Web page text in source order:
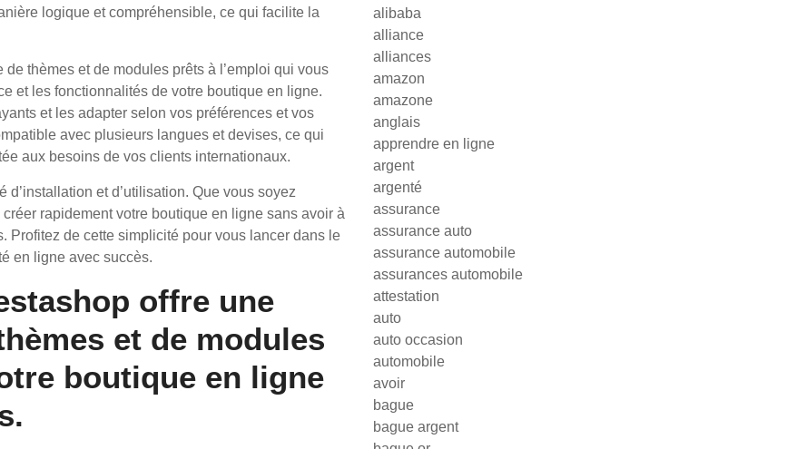
logique et compréhensible, ce qui facilite la
thèmes et de modules prêts à l’emploi qui vous
et les fonctionnalités de votre boutique en ligne.
et les adapter selon vos préférences et vos
avec plusieurs langues et devises, ce qui
aux besoins de vos clients internationaux.
et d’utilisation. Que vous soyez
rapidement votre boutique en ligne sans avoir à
Profitez de cette simplicité pour vous lancer dans le
en ligne avec succès.
offre une
et de modules
boutique en ligne
alibaba
alliance
alliances
amazon
amazone
anglais
apprendre en ligne
argent
argenté
assurance
assurance auto
assurance automobile
assurances automobile
attestation
auto
auto occasion
automobile
avoir
bague
bague argent